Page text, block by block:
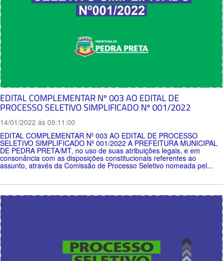
EDITAL COMPLEMENTAR Nº 003 AO EDITAL DE
PROCESSO SELETIVO SIMPLIFICADO Nº 001/2022
14/01/2022 ás 09:11:00
EDITAL COMPLEMENTAR Nº 003 AO EDITAL DE PROCESSO
SELETIVO SIMPLIFICADO Nº 001/2022 A PREFEITURA MUNICIPAL
DE PEDRA PRETA/MT, no uso de suas atribuições legais, e em
consonância com as disposições constitucionais referentes ao
assunto, através da Comissão de Processo Seletivo nomeada pel...